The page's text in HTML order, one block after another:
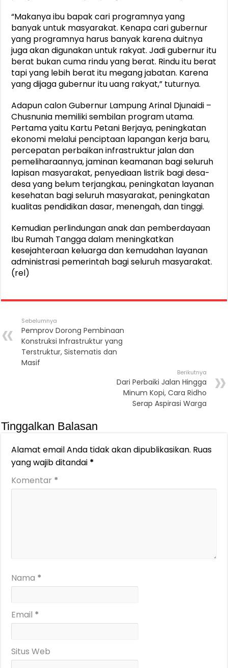
“Makanya ibu bapak cari programnya yang
banyak untuk masyarakat. Kenapa cari gubernur
yang programnya harus banyak karena duitnya
juga akan digunakan untuk rakyat. Jadi gubernur itu
berat bukan cuma rindu yang berat. Rindu itu berat
tapi yang lebih berat itu megang jabatan. Karena
yang dijaga gubernur itu uang rakyat,” tuturnya.
Adapun calon Gubernur Lampung Arinal Djunaidi –
Chusnunia memiliki sembilan program utama.
Pertama yaitu Kartu Petani Berjaya, peningkatan
ekonomi melalui penciptaan lapangan kerja baru,
percepatan perbaikan infrastruktur jalan dan
pemeliharaannya, jaminan keamanan bagi seluruh
lapisan masyarakat, penyediaan listrik bagi desa-
desa yang belum terjangkau, peningkatan layanan
kesehatan bagi seluruh masyarakat, peningkatan
kualitas pendidikan dasar, menengah, dan tinggi.
Kemudian perlindungan anak dan pemberdayaan
Ibu Rumah Tangga dalam meningkatkan
kesejahteraan keluarga dan kemudahan layanan
administrasi pemerintah bagi seluruh masyarakat.
(rel)
Sebelumnya
Pemprov Dorong Pembinaan
Konstruksi Infrastruktur yang
Terstruktur, Sistematis dan
Masif
Berikutnya
Dari Perbaiki Jalan Hingga
Minum Kopi, Cara Ridho
Serap Aspirasi Warga
Tinggalkan Balasan
Alamat email Anda tidak akan dipublikasikan. Ruas
yang wajib ditandai *
Komentar *
Nama *
Email *
Situs Web